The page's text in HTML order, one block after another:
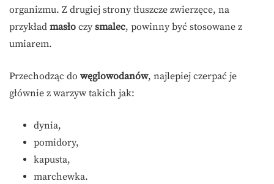
organizmu. Z drugiej strony tłuszcze zwierzęce, na
przykład masło czy smalec, powinny być stosowane z
umiarem.
Przechodząc do węglowodanów, najlepiej czerpać je
głównie z warzyw takich jak:
dynia,
pomidory,
kapusta,
marchewka.